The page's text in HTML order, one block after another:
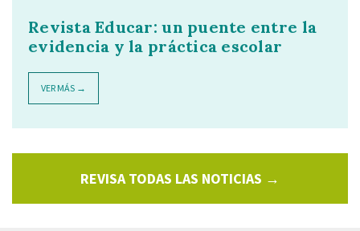
Revista Educar: un puente entre la
evidencia y la práctica escolar
VER MÁS →
REVISA TODAS LAS NOTICIAS →